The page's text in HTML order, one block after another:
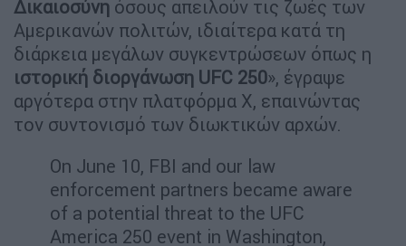
Δικαιοσύνη όσους απειλούν τις ζωές των
Αμερικανών πολιτών, ιδιαίτερα κατά τη
διάρκεια μεγάλων συγκεντρώσεων όπως η
ιστορική διοργάνωση UFC 250», έγραψε
αργότερα στην πλατφόρμα X, επαινώντας
τον συντονισμό των διωκτικών αρχών.
On June 10, FBI and our law
enforcement partners became aware
of a potential threat to the UFC
America 250 event in Washington,